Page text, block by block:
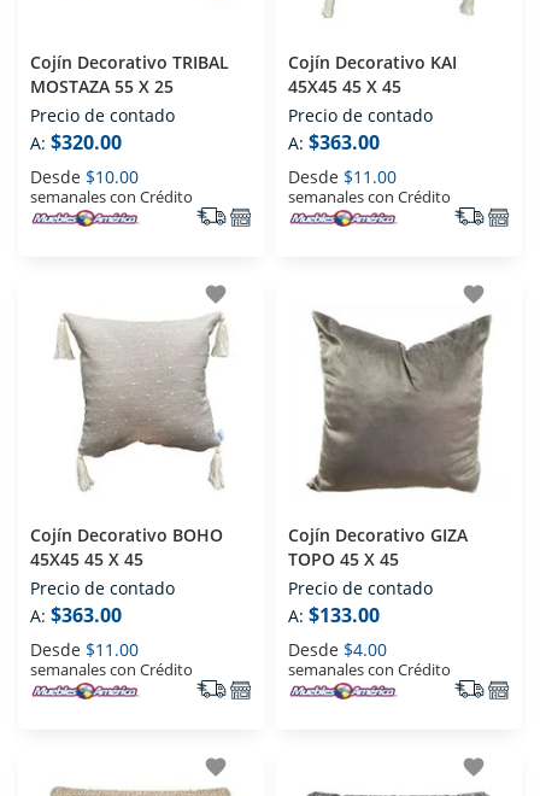
Cojín Decorativo TRIBAL
MOSTAZA 55 X 25
Precio de contado
A: $320.00
Desde $10.00
semanales con Crédito
Cojín Decorativo KAI
45X45 45 X 45
Precio de contado
A: $363.00
Desde $11.00
semanales con Crédito
favorite
Cojín Decorativo BOHO
45X45 45 X 45
Precio de contado
A: $363.00
Desde $11.00
semanales con Crédito
favorite
Cojín Decorativo GIZA
TOPO 45 X 45
Precio de contado
A: $133.00
Desde $4.00
semanales con Crédito
favorite favorite